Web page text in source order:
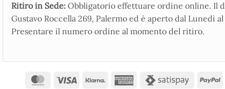
Ritiro in Sede: Obbligatorio effettuare ordine online. Il
Gustavo Roccella 269, Palermo ed è aperto dal Lunedì
Presentare il numero ordine al momento del ritiro.